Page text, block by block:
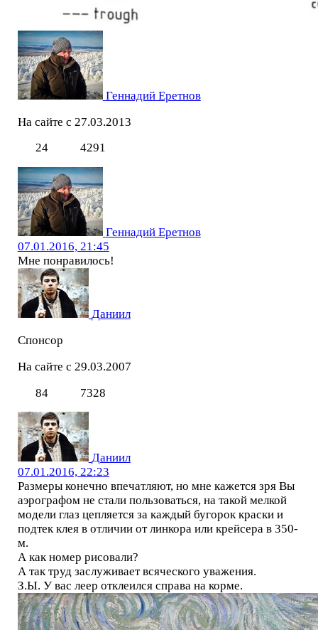
Геннадий Еретнов
На сайте с 27.03.2013
24
4291
Геннадий Еретнов
07.01.2016, 21:45
Мне понравилось!
Даниил
Спонсор
На сайте с 29.03.2007
84
7328
Даниил
07.01.2016, 22:23
Размеры конечно впечатляют, но мне кажется зря Вы
аэрографом не стали пользоваться, на такой мелкой
модели глаз цепляется за каждый бугорок краски и
подтек клея в отличии от линкора или крейсера в 350-
м.
А как номер рисовали?
А так труд заслуживает всяческого уважения.
З.Ы. У вас леер отклеился справа на корме.